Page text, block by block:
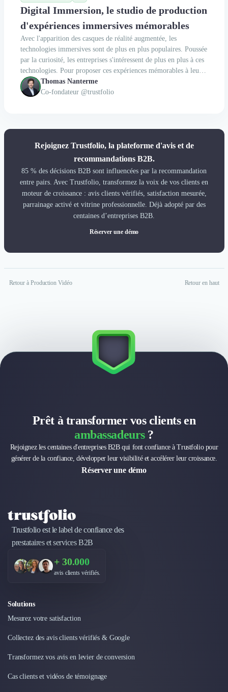
Digital Immersion, le studio de production
d'expériences immersives mémorables
Avec l'apparition des casques de réalité augmentée, les
technologies immersives sont de plus en plus populaires. Poussée
par la curiosité, les entreprises s'intéressent de plus en plus à ces
technologies. Pour proposer ces expériences mémorables à leurs
clients, elles font appel à des agences spécialisées telles que
Digital Immersion. Pour en...
Thomas Nanterme
Co-fondateur @trustfolio
Rejoignez Trustfolio, la plateforme d'avis et de
recommandations B2B.
85 % des décisions B2B sont influencées par la recommandation
entre pairs. Avec Trustfolio, transformez la voix de vos clients en
moteur de croissance : avis clients vérifiés, satisfaction mesurée,
parrainage activé et vitrine professionnelle. Déjà adopté par des
centaines d’entreprises B2B.
Réserver une démo
Retour à Production Vidéo Retour en haut
Prêt à transformer vos clients en
ambassadeurs?
Rejoignez les centaines d'entreprises B2B qui font confiance à Trustfolio pour
générer de la confiance, développer leur visibilité et accélérer leur croissance.
Réserver une démo
Trustfolio est le label de confiance des
prestataires et services B2B
+ 30.000
avis clients vérifiés.
Solutions
Mesurez votre satisfaction
Collectez des avis clients vérifiés & Google
Transformez vos avis en levier de conversion
Cas clients et vidéos de témoignage